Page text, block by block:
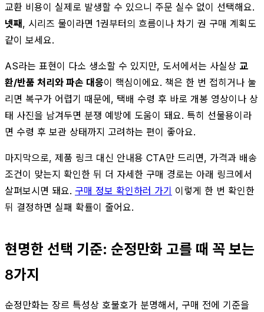
교환 비용이 실제로 발생할 수 있으니 주문 실수 없이 선택해요.
넷째, 시리즈 물이라면 1권부터의 흐름이나 차기 권 구매 계획도
같이 보세요.
AS라는 표현이 다소 생소할 수 있지만, 도서에서는 사실상 교
환/반품 처리와 파손 대응이 핵심이에요. 책은 한 번 접히거나 눌
리면 복구가 어렵기 때문에, 택배 수령 후 바로 개봉 영상이나 상
태 사진을 남겨두면 분쟁 예방에 도움이 돼요. 특히 선물용이라
면 수령 후 보관 상태까지 고려하는 편이 좋아요.
마지막으로, 제품 링크 대신 안내용 CTA만 드리면, 가격과 배송
조건이 맞는지 확인한 뒤 더 자세한 구매 경로는 아래 링크에서
살펴보시면 돼요. 구매 정보 확인하러 가기 이렇게 한 번 확인한
뒤 결정하면 실패 확률이 줄어요.
현명한 선택 기준: 순정만화 고를 때 꼭 보는
8가지
순정만화는 장르 특성상 호불호가 분명해서, 구매 전에 기준을